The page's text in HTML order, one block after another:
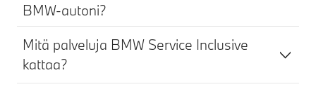
BMW-autoni?
Mitä palveluja BMW Service Inclusive
kattaa?